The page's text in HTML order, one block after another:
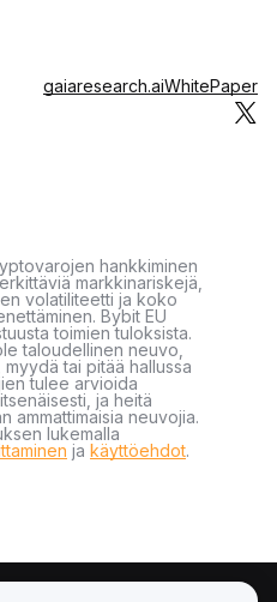
gaiaresearch.aiWhitePaper
hankkiminen
markkinariskejä,
volatiliteetti ja koko
Bybit EU
toimien tuloksista.
taloudellinen neuvo,
tai pitää hallussa
tulee arvioida
ja heitä
ammattimaisia neuvojia.
lukemalla
ja käyttöehdot.